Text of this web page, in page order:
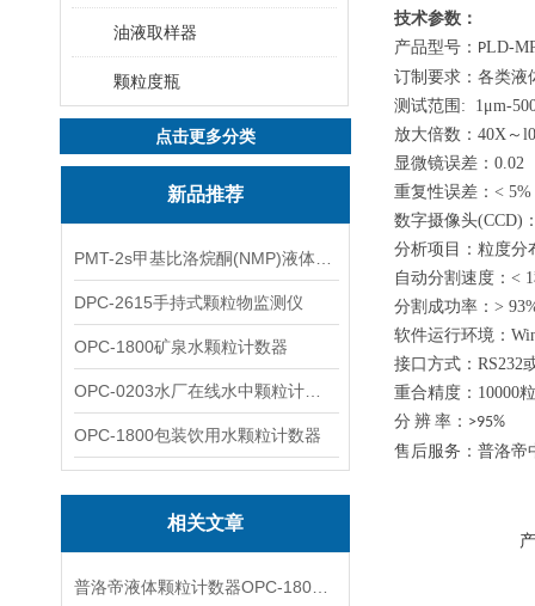
油液取样器
颗粒度瓶
点击更多分类
新品推荐
DPC-2615手持式颗粒物监测仪
OPC-1800矿泉水颗粒计数器
OPC-1800包装饮用水颗粒计数器
相关文章
技术参数：
产品型号： PLD-
订制要求：各类液
测试范围: 1μm-
放大倍数：40X
显微镜误差：0.02
重复性误差：<
数字摄像头(CCD)
分析项目：粒度分
自动分割速度：<
分割成功率：>
软件运行环境：
接口方式：RS232
重合精度：10000
分 辨 率：>95%
售后服务：普洛帝